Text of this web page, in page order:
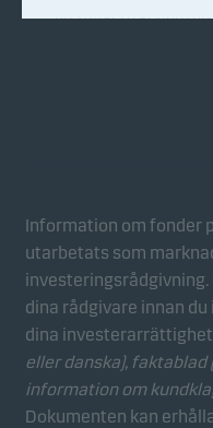
Information om fonder
utarbetats som
dina rådgivare innan
dina
eller danska), faktablad
information om
Dokumenten kan
att fungera genom
funktioner som
inställningar och de
Statistikcookies
Vi använder
hos besökare på vår
Detta gör det möjligt
webbplatsens